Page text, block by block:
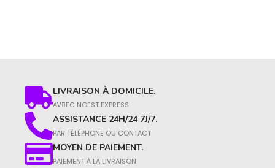
LIVRAISON À DOMICILE.
AVِEC NOEST EXPRESS
ASSISTANCE 24H/24 7J/7.
PAR TÉLÉPHONE OU CONTACT​
MOYEN DE PAIEMENT.
PAIEMENT À LA LIVRAISON.​